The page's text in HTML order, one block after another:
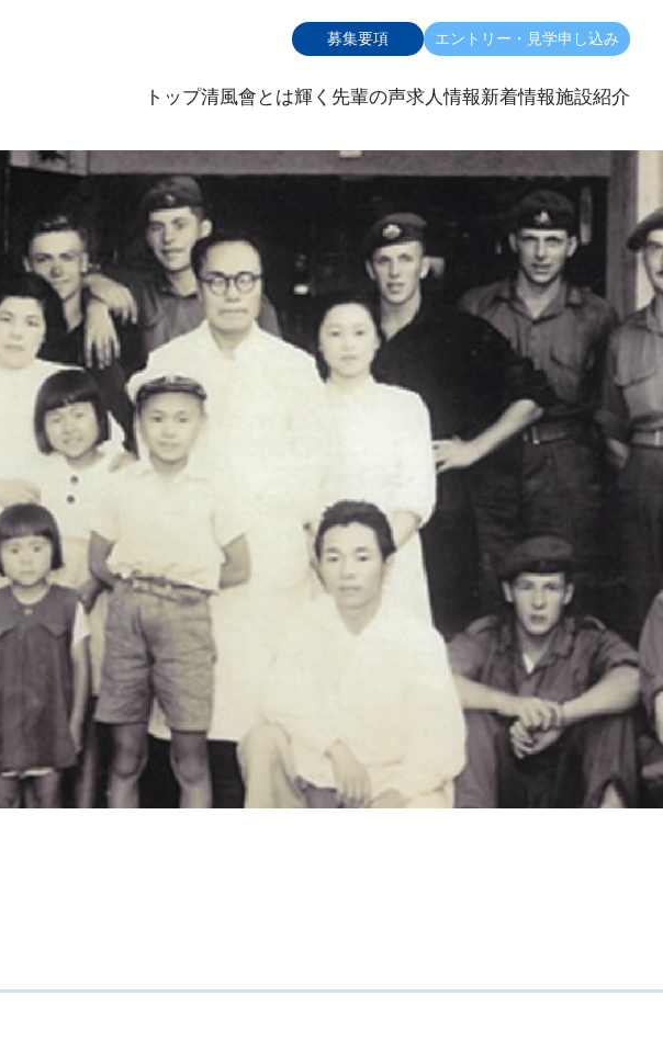
募集要項 エントリー・見学申し込み
トップ清風會とは輝く先輩の声求人情報新着情報施設紹介